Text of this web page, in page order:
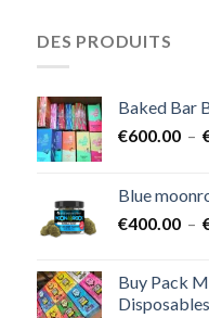
DES PRODUITS
Baked Bar
€600.00 –
Blue
€400.00 –
Buy Pack